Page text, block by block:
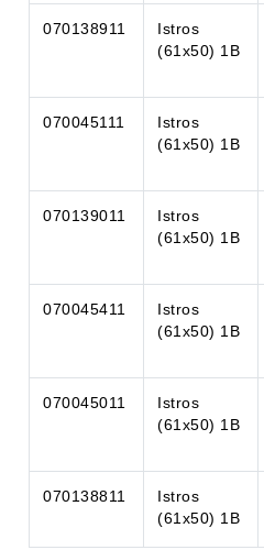
070138911
Istros
(61x50) 1B
070045111
Istros
(61x50) 1B
070139011
Istros
(61x50) 1B
070045411
Istros
(61x50) 1B
070045011
Istros
(61x50) 1B
070138811
Istros
(61x50) 1B